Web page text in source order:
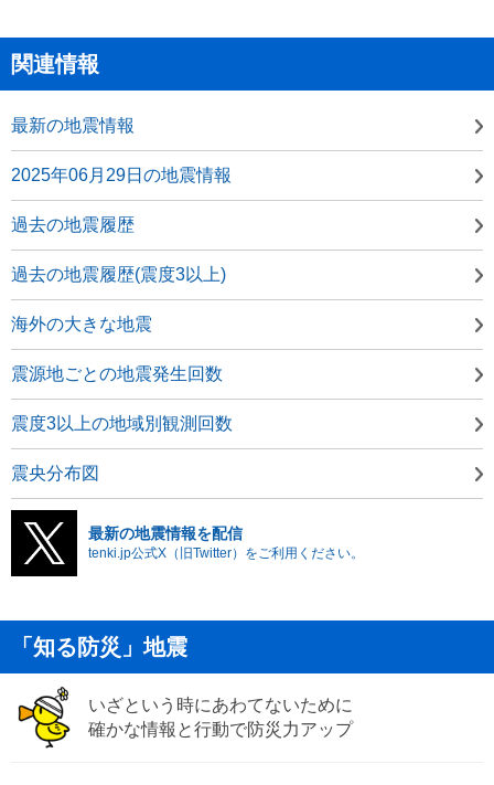
関連情報
最新の地震情報
2025年06月29日の地震情報
過去の地震履歴
過去の地震履歴(震度3以上)
海外の大きな地震
震源地ごとの地震発生回数
震度3以上の地域別観測回数
震央分布図
最新の地震情報を配信
tenki.jp公式X（旧Twitter）をご利用ください。
「知る防災」地震
いざという時にあわてないために
確かな情報と行動で防災力アップ